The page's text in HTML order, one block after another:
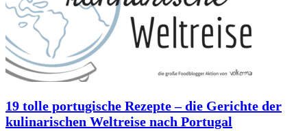
19 tolle portugische Rezepte – die Gerichte der
kulinarischen Weltreise nach Portugal